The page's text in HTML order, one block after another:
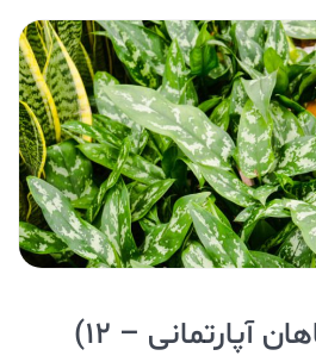
محبوب ترین گیاهان آپارتمانی – ۱۲)